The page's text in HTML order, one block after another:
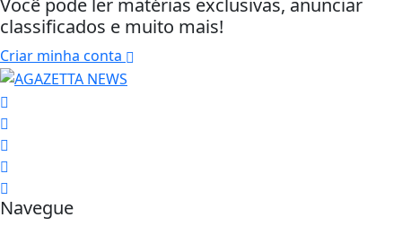
Você pode ler matérias exclusivas, anunciar
classificados e muito mais!
Criar minha conta
Navegue